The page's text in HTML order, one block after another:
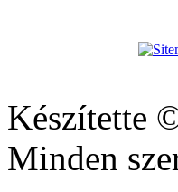
Készítette
Minden